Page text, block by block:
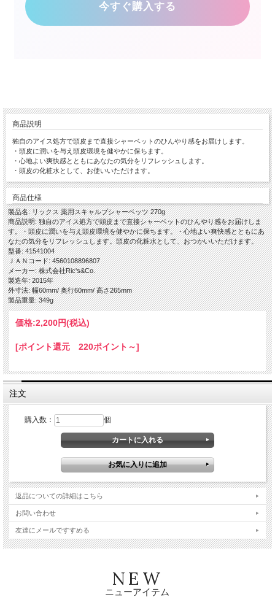
今すぐ購入する
商品説明
独自のアイス処方で頭皮まで直接シャーベットのひんやり感をお届けします。
・頭皮に潤いを与え頭皮環境を健やかに保ちます。
・心地よい爽快感とともにあなたの気分をリフレッシュします。
・頭皮の化粧水として、お使いいただけます。
商品仕様
製品名: リックス 薬用スキャルプシャーベッツ 270g
商品説明: 独自のアイス処方で頭皮まで直接シャーベットのひんやり感をお届けしま
す。・頭皮に潤いを与え頭皮環境を健やかに保ちます。・心地よい爽快感とともにあ
なたの気分をリフレッシュします。頭皮の化粧水として、おつかいいただけます。
型番: 41541004
ＪＡＮコード: 4560108896807
メーカー: 株式会社Ric's&Co.
製造年: 2015年
外寸法: 幅60mm/ 奥行60mm/ 高さ265mm
製品重量: 349g
価格:2,200円(税込)
[ポイント還元 220ポイント～]
注文
購入数： 個
返品についての詳細はこちら
お問い合わせ
友達にメールですすめる
NEW
ニューアイテム